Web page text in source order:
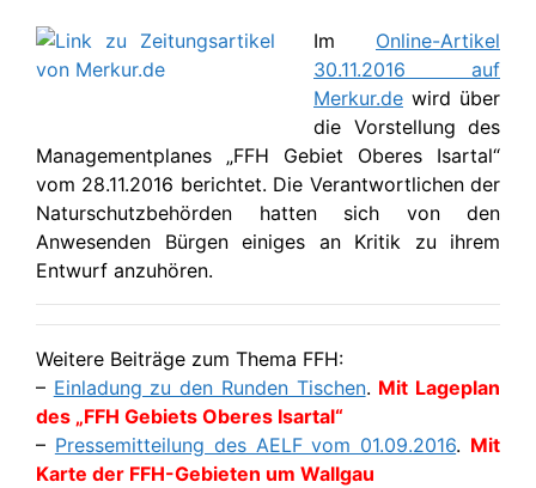
Im Online-Artikel
30.11.2016 auf
Merkur.de wird über
die Vorstellung des
Managementplanes „FFH Gebiet Oberes Isartal“
vom 28.11.2016 berichtet. Die Verantwortlichen der
Naturschutzbehörden hatten sich von den
Anwesenden Bürgen einiges an Kritik zu ihrem
Entwurf anzuhören.
Weitere Beiträge zum Thema FFH:
– Einladung zu den Runden Tischen. Mit Lageplan
des „FFH Gebiets Oberes Isartal“
– Pressemitteilung des AELF vom 01.09.2016. Mit
Karte der FFH-Gebieten um Wallgau